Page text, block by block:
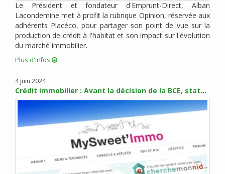
juin 2018 (2)
mai 2018 (4)
avril 2018 (3)
mars 2018 (5)
février 2018 (3)
décembre 2017 (1)
novembre 2017 (5)
octobre 2017 (4)
septembre 2017 (6)
juin 2017 (4)
Le Président et fondateur d'Emprunt-Direct, Alban
Lacondemine met à profit la rubrique Opinion, réservée aux
adhérents Placéco, pour partager son point de vue sur la
production de crédit à l'habitat et son impact sur l'évolution
du marché immobilier.
Plus d'infos
4 juin 2024
Crédit immobilier : Avant la décision de la BCE, statu quo sur les taux en juin